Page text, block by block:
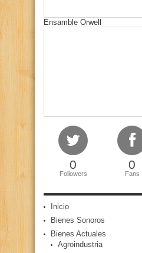
Ensamble Orwell
0
Followers
0
Fans
Inicio
Bienes Sonoros
Bienes Actuales
Agroindustria